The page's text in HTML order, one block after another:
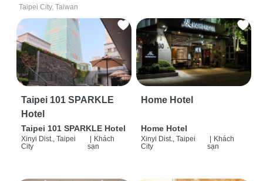
Taipei City, Taiwan
Taipei 101 SPARKLE
Hotel
Taipei 101 SPARKLE Hotel
Xinyi Dist., Taipei
City
Khách
sạn
Home Hotel
Home Hotel
Xinyi Dist., Taipei
City
Khách
sạn